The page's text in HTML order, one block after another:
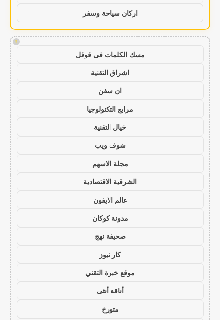
اركان سياحة وسفر
!
مسك الكلمات في قوقل
اشراق التقنية
ان سفن
مرابع التكنولوجيا
خيال التقنية
شوف ويب
مجلة الاسهم
الشرقية الاقتصادية
عالم الايفون
مدونة كوكان
صحيفة نهج
كار نيوز
موقع خبرة التقني
أناقة أنثى
متورخ